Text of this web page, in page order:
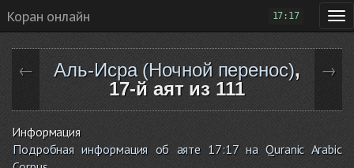
Коран онлайн 17:17
← Аль-Исра (Ночной перенос),
17-й аят из 111
→
Информация
Подробная информация об аяте 17:17 на Quranic Arabic